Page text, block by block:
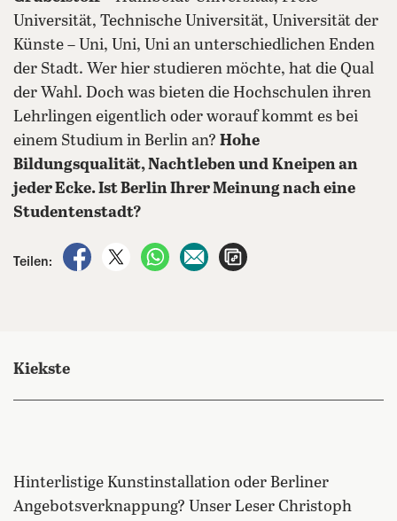
Universität, Technische Universität, Universität der
Künste – Uni, Uni, Uni an unterschiedlichen Enden
der Stadt. Wer hier studieren möchte, hat die Qual
der Wahl. Doch was bieten die Hochschulen ihren
Lehrlingen eigentlich oder worauf kommt es bei
einem Studium in Berlin an? Hohe
Bildungsqualität, Nachtleben und Kneipen an
jeder Ecke. Ist Berlin Ihrer Meinung nach eine
Studentenstadt?
Teilen:
auf Facebook teilen
auf X teilenper WhatsApp teilen
per E-Mail teilen
Kiekste
Hinterlistige Kunstinstallation oder Berliner
Angebotsverknappung? Unser Leser Christoph